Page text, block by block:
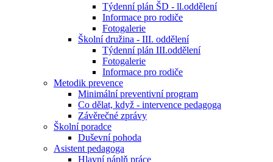
Týdenní plán ŠD - ll.oddělení
Informace pro rodiče
Fotogalerie
Školní družina - III. oddělení
Týdenní plán III.oddělení
Fotogalerie
Informace pro rodiče
Metodik prevence
Minimální preventivní program
Co dělat, když - intervence pedagoga
Závěrečné zprávy
Školní poradce
Duševní pohoda
Asistent pedagoga
Hlavní náplň práce